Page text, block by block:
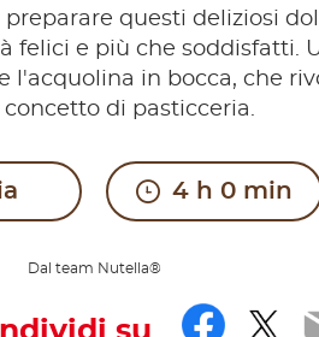
questi deliziosi
felici e più che soddisfatti.
l'acquolina in bocca, che
concetto di pasticceria.
4 h 0 min
Dal team Nutella®